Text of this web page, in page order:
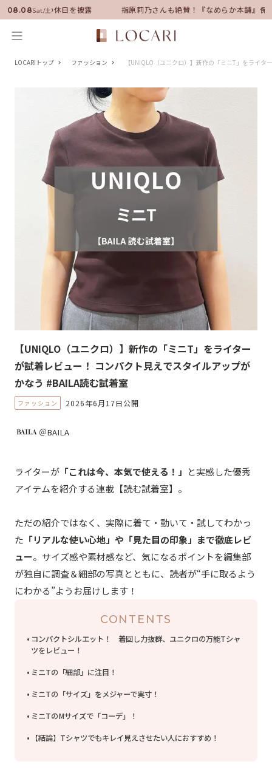
08.08Sat/土
いい男の休日を披露 指原莉乃さんも絶賛！『なめらか本舗』保湿ラ
LOCARIトップ ファッション 【UNIQLO（ユニクロ）】新作の「ミニT」をライ
【UNIQLO（ユニクロ）】新作の「ミニT」をライター
が試着レビュー！ コンパクト見えでスタイルアップが
かなう #BAILA読む試着室
ファッション 2026年6月17日公開
＠BAILA
ライターが 「これは今、本気で使える！」 と実感した優秀
アイテムを紹介する連載【読む試着室】。
ただの紹介ではなく、実際に着て・動いて・試してわかっ
た 「リアルな使い心地」や「見た目の印象」まで徹底レビ
ュー。サイズ感や素材感など、気になるポイントを編集部
が独自に調査＆細部の写真とともに、読者が“手に取るよう
にわかる”ようお届けします！
CONTENTS
コンパクトシルエット！ 着回し力抜群、ユニクロの万能Tシャ
ツをレビュー！
ミニTの「細部」に注目！
ミニTの「サイズ」をメジャーで実寸！
ミニTのMサイズで「コーデ」！
【結論】Tシャツでもキレイ見えさせたい人におすすめ！